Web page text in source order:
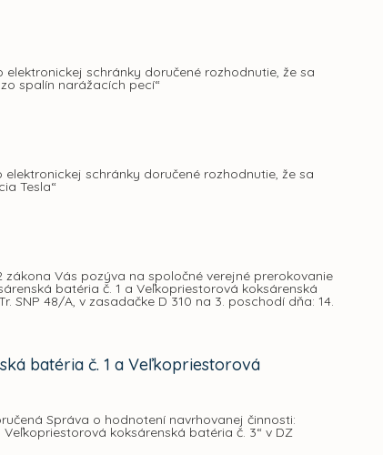
schránky doručené rozhodnutie, že sa
spalín narážacích pecí“
schránky doručené rozhodnutie, že sa
Tesla“
zákona Vás pozýva na spoločné verejné prerokovanie
batéria č. 1 a Veľkopriestorová koksárenská
SNP 48/A, v zasadačke D 310 na 3. poschodí dňa: 14.
batéria č. 1 a Veľkopriestorová
Správa o hodnotení navrhovanej činnosti:
koksárenská batéria č. 3“ v DZ